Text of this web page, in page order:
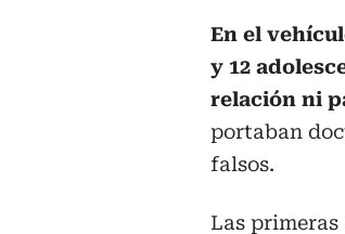
En el
y 12
relación ni
portaban
falsos.
Las